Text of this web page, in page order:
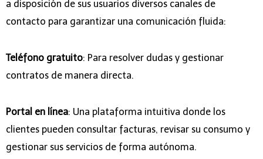
a disposición de sus usuarios diversos canales de
contacto para garantizar una comunicación fluida:
Teléfono gratuito: Para resolver dudas y gestionar
contratos de manera directa.
Portal en línea: Una plataforma intuitiva donde los
clientes pueden consultar facturas, revisar su consumo y
gestionar sus servicios de forma autónoma.